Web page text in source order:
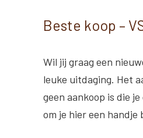
Beste koop –
Wil jij graag een
leuke uitdaging. Het
geen aankoop is die
om je hier een handje